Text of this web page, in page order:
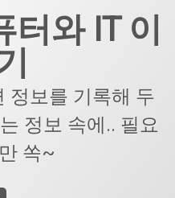
터와 IT 이
정보를 기록해 두
정보 속에.. 필요
쏙~
RSS